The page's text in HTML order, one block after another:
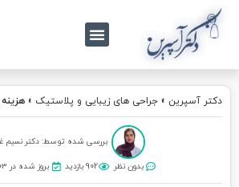
دکتر آسپرین » جراحی های زیبایی و پلاستیک »
بررسی شده توسط: دکتر نسیم
بدون نظر 902 بازدید بروز شده در ۰۳ مهر ۱۴۰۳